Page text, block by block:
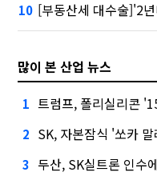
10 [부동산세 대수술]'2
많이 본 산업 뉴스
1 트럼프, 폴리실리콘
2 SK, 자본잠식 '쏘카
3 두산, SK실트론 인수